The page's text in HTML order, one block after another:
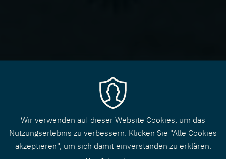
Wir verwenden auf dieser Website Cookies, um das
Nutzungserlebnis zu verbessern. Klicken Sie "Alle Cookies
akzeptieren", um sich damit einverstanden zu erklären.